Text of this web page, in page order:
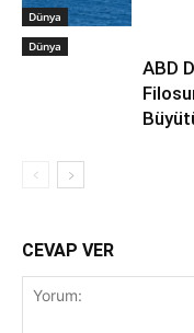
Dünya
Dünya
ABD
CEVAP VER